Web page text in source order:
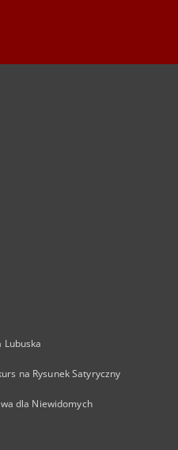
Lubuska
na Rysunek Satyryczny
dla Niewidomych